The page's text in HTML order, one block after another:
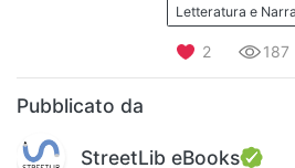
Letteratura e
2 187
Pubblicato da
StreetLib eBooks